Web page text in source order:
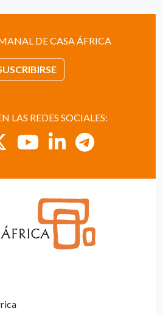
DE CASA ÁFRICA
LAS REDES SOCIALES: